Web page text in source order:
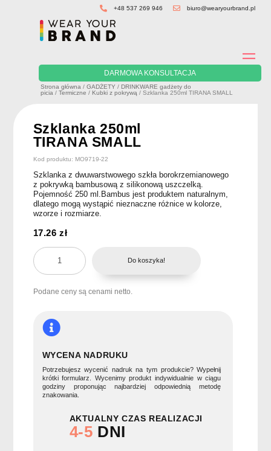
+48 537 269 946 biuro@wearyourbrand.pl
DARMOWA KONSULTACJA
Strona główna /GADŻETY / DRINKWARE gadżety do
picia /Termiczne / Kubki z pokrywą / Szklanka 250ml TIRANA SMALL
Szklanka 250ml
TIRANA SMALL
Kod produktu: MO9719-22
Szklanka z dwuwarstwowego szkła borokrzemianowego
z pokrywką bambusową z silikonową uszczelką.
Pojemność 250 ml.Bambus jest produktem naturalnym,
dlatego mogą wystąpić nieznaczne różnice w kolorze,
wzorze i rozmiarze.
17.26zł
ilość
Szklanka
250ml
TIRANA
Do koszyka!
Podane ceny są cenami netto.
WYCENA NADRUKU
Potrzebujesz wycenić nadruk na tym produkcie? Wypełnij
krótki formularz. Wycenimy produkt indywidualnie w ciągu
godziny proponując najbardziej odpowiednią metodę
znakowania.
AKTUALNY CZAS REALIZACJI
4-5 DNI